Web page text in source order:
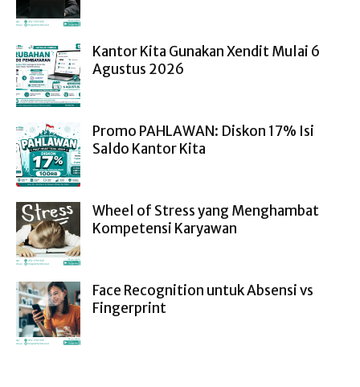
Kantor Kita Gunakan Xendit Mulai 6
Agustus 2026
Promo PAHLAWAN: Diskon 17% Isi
Saldo Kantor Kita
Wheel of Stress yang Menghambat
Kompetensi Karyawan
Face Recognition untuk Absensi vs
Fingerprint